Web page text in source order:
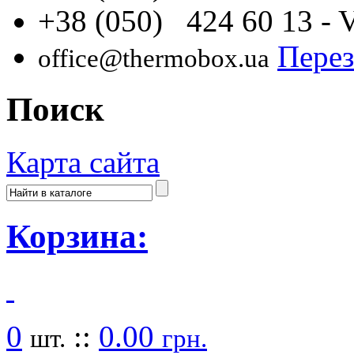
+38 (050) 424 60 13 -
office@thermobox.ua
Поиск
Карта сайта
Корзина:
0 шт. :: 0.00 грн.